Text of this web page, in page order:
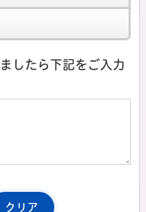
したら下記をご入力